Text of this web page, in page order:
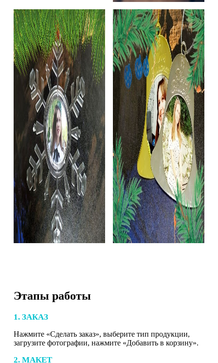
Этапы работы
1. ЗАКАЗ
Нажмите «Сделать заказ», выберите тип продукции,
загрузите фотографии, нажмите «Добавить в корзину».
2. МАКЕТ